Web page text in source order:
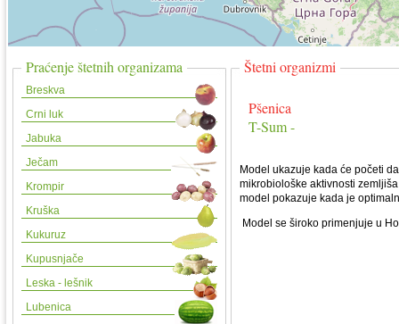
Praćenje štetnih organizama
Breskva
Crni luk
Jabuka
Ječam
Krompir
Kruška
Kukuruz
Kupusnjače
Leska - lešnik
Lubenica
Štetni organizmi
Pšenica
T-Sum -
Model ukazuje kada će početi
mikrobiološke aktivnosti
model pokazuje kada je
Model se široko primenjuje u